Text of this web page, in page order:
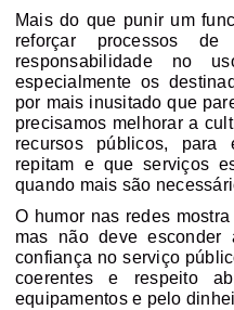
Mais do que punir um
reforçar processos de
responsabilidadeno
especialmente os
por mais inusitado que
precisamos melhorara
recursos públicos, para
repitam e que serviços
quando mais são
O humor nas redes
mas não deve esconder
confiança no serviço
coerentes e respeito
equipamentos e pelo